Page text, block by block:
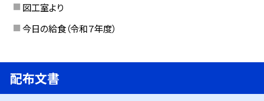
図工室より
今日の給食（令和７年度）
配布文書